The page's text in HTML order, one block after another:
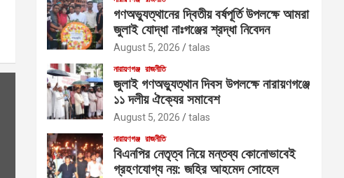
গণঅভ্যুত্থানের দ্বিতীয় বর্ষপূর্তি উপলক্ষে আমরা
জুলাই যোদ্ধা নাঃগঞ্জের শ্রদ্ধা নিবেদন
August 5, 2026 talas
নারায়ণগঞ্জ রাজনীতি
জুলাই গণঅভ্যুত্থান দিবস উপলক্ষে নারায়ণগঞ্জে
১১ দলীয় ঐক্যের সমাবেশ
August 5, 2026 talas
নারায়ণগঞ্জ রাজনীতি
বিএনপির নেতৃত্ব নিয়ে মন্তব্য কোনোভাবেই
গ্রহণযোগ্য নয়: জহির আহমেদ সোহেল